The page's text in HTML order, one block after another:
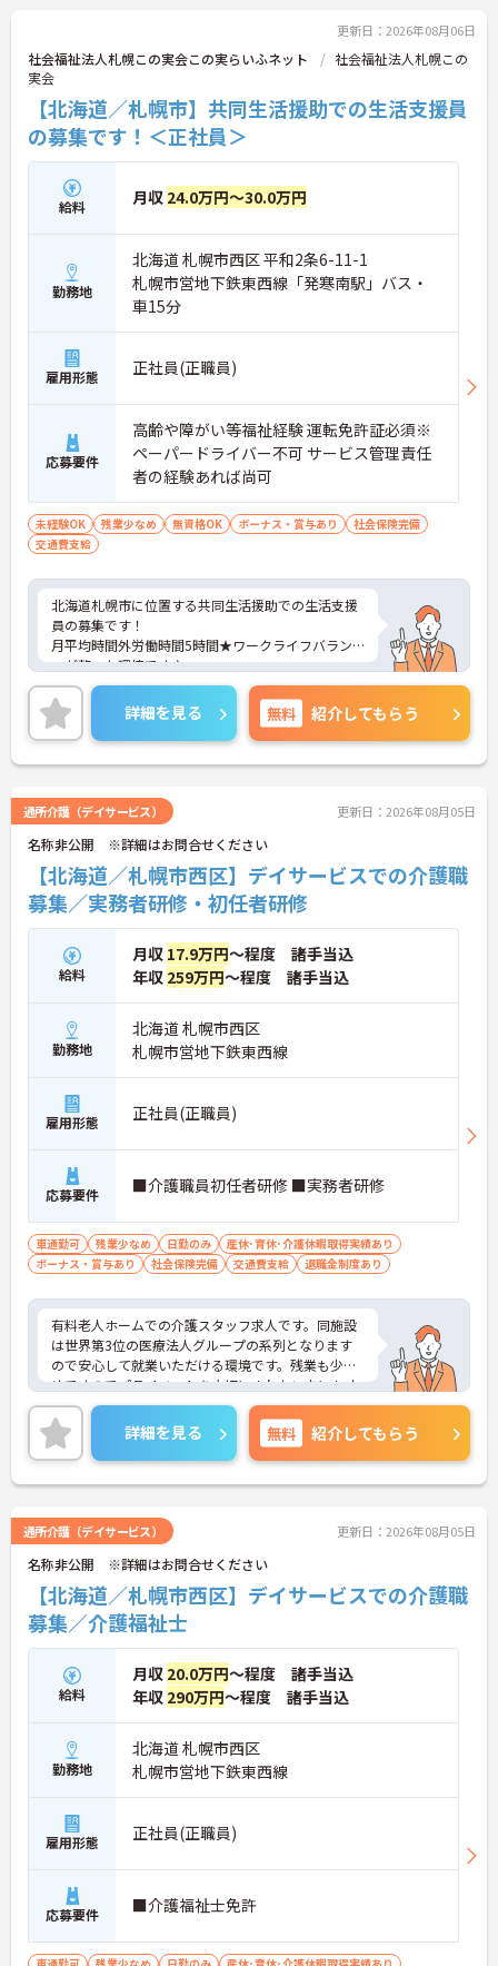
更新日：2026年08月06日
社会福祉法人札幌この実会この実らいふネット
社会福祉法人札幌この
実会
【北海道／札幌市】共同生活援助での生活支援員
の募集です！＜正社員＞
給料 月収 24.0万円～30.0万円
勤務地
北海道 札幌市西区 平和2条6-11-1
札幌市営地下鉄東西線「発寒南駅」バス・
車15分
雇用形態 正社員(正職員)
応募要件
高齢や障がい等福祉経験 運転免許証必須※
ペーパードライバー不可 サービス管理責任
者の経験あれば尚可
未経験OK 残業少なめ 無資格OK ボーナス・賞与あり
社会保険完備
交通費支給
北海道札幌市に位置する共同生活援助での生活支援
員の募集です！
月平均時間外労働時間5時間★ワークライフバラン
スが整った環境です♪
ご興味ある方には、面接対策ポイントなど、さらに
詳細をお話しいたしますのでお気軽にご相談くださ
い。
詳細を見る 無料 紹介してもらう
通所介護（デイサービス） 更新日：2026年08月05日
名称非公開 ※詳細はお問合せください
【北海道／札幌市西区】デイサービスでの介護職
募集／実務者研修・初任者研修
給料
月収 17.9万円～程度 諸手当込
年収 259万円～程度 諸手当込
勤務地
北海道 札幌市西区
札幌市営地下鉄東西線
雇用形態 正社員(正職員)
応募要件 ■介護職員初任者研修 ■実務者研修
車通勤可 残業少なめ 日勤のみ
産休･育休･介護休暇取得実績あり
ボーナス・賞与あり
社会保険完備 交通費支給 退職金制度あり
有料老人ホームでの介護スタッフ求人です。同施設
は世界第3位の医療法人グループの系列となります
ので安心して就業いただける環境です。残業も少な
めですのでプライベートを大切にされたい方にもオ
ススメです。ご興味を持たれた方は面接対策ポイン
トや求人の詳細などお話いたしますのでお気軽にお
問い合わせ下さい。
詳細を見る 無料 紹介してもらう
通所介護（デイサービス） 更新日：2026年08月05日
名称非公開 ※詳細はお問合せください
【北海道／札幌市西区】デイサービスでの介護職
募集／介護福祉士
給料
月収 20.0万円～程度 諸手当込
年収 290万円～程度 諸手当込
勤務地
北海道 札幌市西区
札幌市営地下鉄東西線
雇用形態 正社員(正職員)
応募要件 ■介護福祉士免許